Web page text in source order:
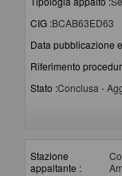
CIG :BCAB63ED63
Data pubblicazione
Riferimento
Stato :Conclusa -
Stazione
appaltante :